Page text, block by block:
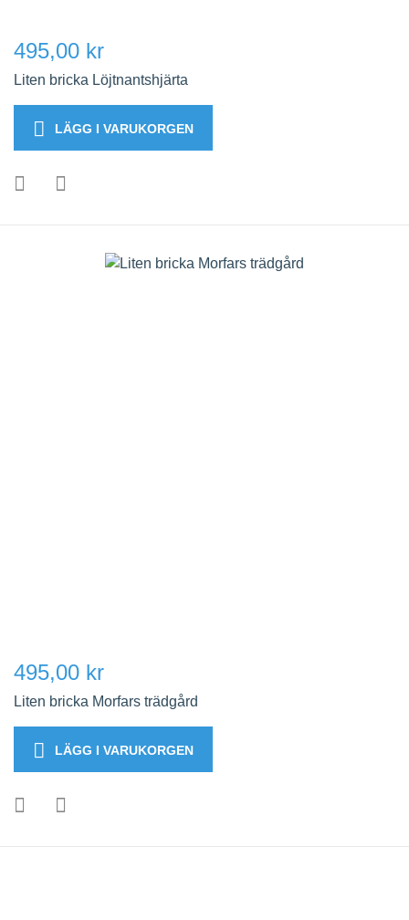
495,00 kr
Liten bricka Löjtnantshjärta
LÄGG I VARUKORGEN
495,00 kr
Liten bricka Morfars trädgård
LÄGG I VARUKORGEN